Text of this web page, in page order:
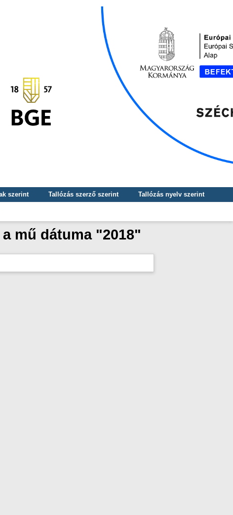
szerint Tallózás szerző szerint
Tallózás nyelv szerint
mű dátuma "2018"